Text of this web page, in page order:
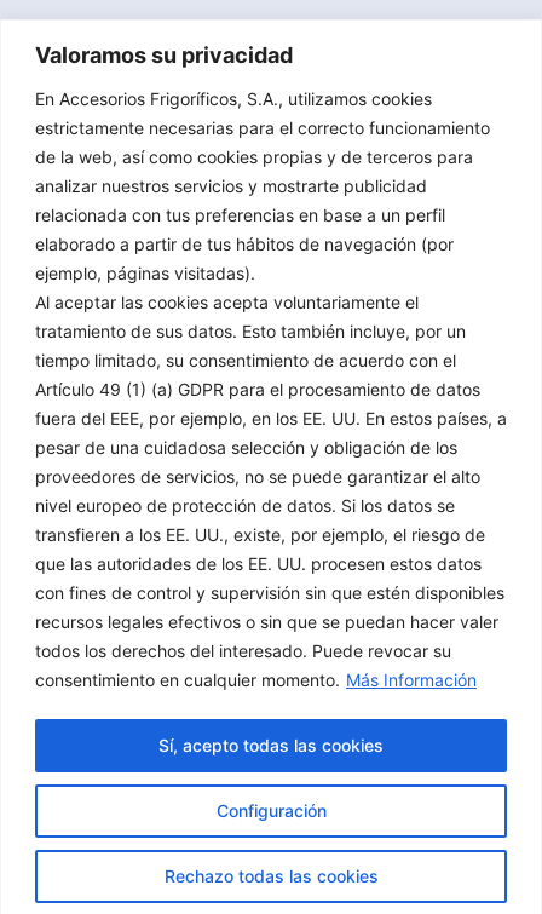
Valoramos su privacidad
En Accesorios Frigoríficos, S.A., utilizamos cookies
estrictamente necesarias para el correcto funcionamiento
de la web, así como cookies propias y de terceros para
analizar nuestros servicios y mostrarte publicidad
relacionada con tus preferencias en base a un perfil
elaborado a partir de tus hábitos de navegación (por
ejemplo, páginas visitadas).
Al aceptar las cookies acepta voluntariamente el
tratamiento de sus datos. Esto también incluye, por un
tiempo limitado, su consentimiento de acuerdo con el
Artículo 49 (1) (a) GDPR para el procesamiento de datos
fuera del EEE, por ejemplo, en los EE. UU. En estos países, a
pesar de una cuidadosa selección y obligación de los
proveedores de servicios, no se puede garantizar el alto
nivel europeo de protección de datos. Si los datos se
transfieren a los EE. UU., existe, por ejemplo, el riesgo de
que las autoridades de los EE. UU. procesen estos datos
con fines de control y supervisión sin que estén disponibles
recursos legales efectivos o sin que se puedan hacer valer
todos los derechos del interesado. Puede revocar su
consentimiento en cualquier momento. Más Información
Configuración
Rechazo todas las cookies
Sí, acepto todas las cookies
equipos, componentes, herramientas y accesorios para
refrigeración comercial, industrial y climatización.
Contacto
C/ Mejorada 4 / Pol. ind. Sector 8, 28850, Torrejón de Ardoz,
Madrid​
91 151 61 00
afrisa@grupodisco.com
Información
Inicio
Empresa
Productos
Soluciones
Noticias
Delegaciones
Contacto
Servicio Técnico
Legal
Aviso Legal
Política de Privacidad
Política de Cookies
Condiciones Generales
de Venta
Canal Denuncias
L
i
n
Powered by The Digital Zone